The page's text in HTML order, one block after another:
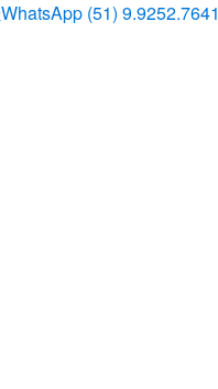
WhatsApp (51) 9.9252.7641